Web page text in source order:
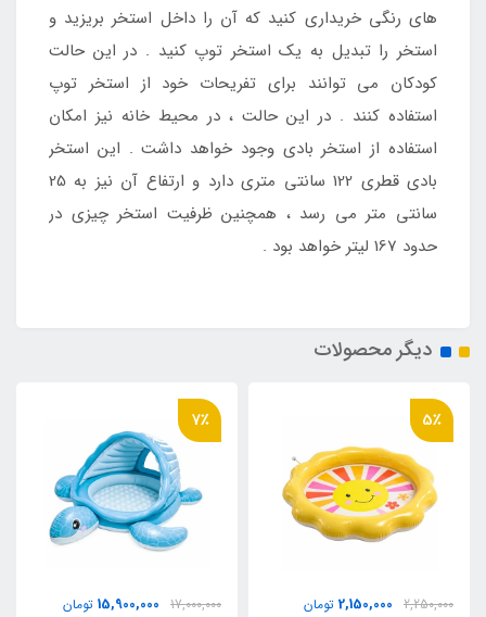
های رنگی خریداری کنید که آن را داخل استخر بریزید و
استخر را تبدیل به یک استخر توپ کنید . در این حالت
کودکان می توانند برای تفریحات خود از استخر توپ
استفاده کنند . در این حالت ، در محیط خانه نیز امکان
استفاده از استخر بادی وجود خواهد داشت . این استخر
بادی قطری 122 سانتی متری دارد و ارتفاع آن نیز به 25
سانتی متر می رسد ، همچنین ظرفیت استخر چیزی در
حدود 167 لیتر خواهد بود .
دیگر محصولات
5٪
2,250,000
2,150,000 تومان
7٪
17,000,000
15,900,000 تومان